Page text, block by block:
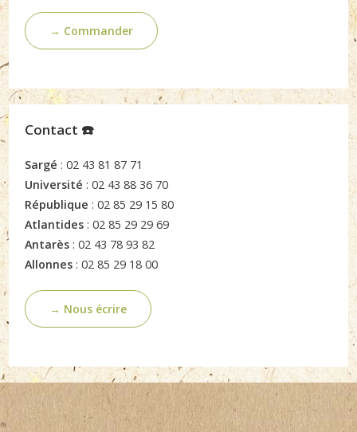
→ Commander
Contact ☎️
Sargé : 02 43 81 87 71
Université : 02 43 88 36 70
République : 02 85 29 15 80
Atlantides : 02 85 29 29 69
Antarès : 02 43 78 93 82
Allonnes : 02 85 29 18 00
→ Nous écrire